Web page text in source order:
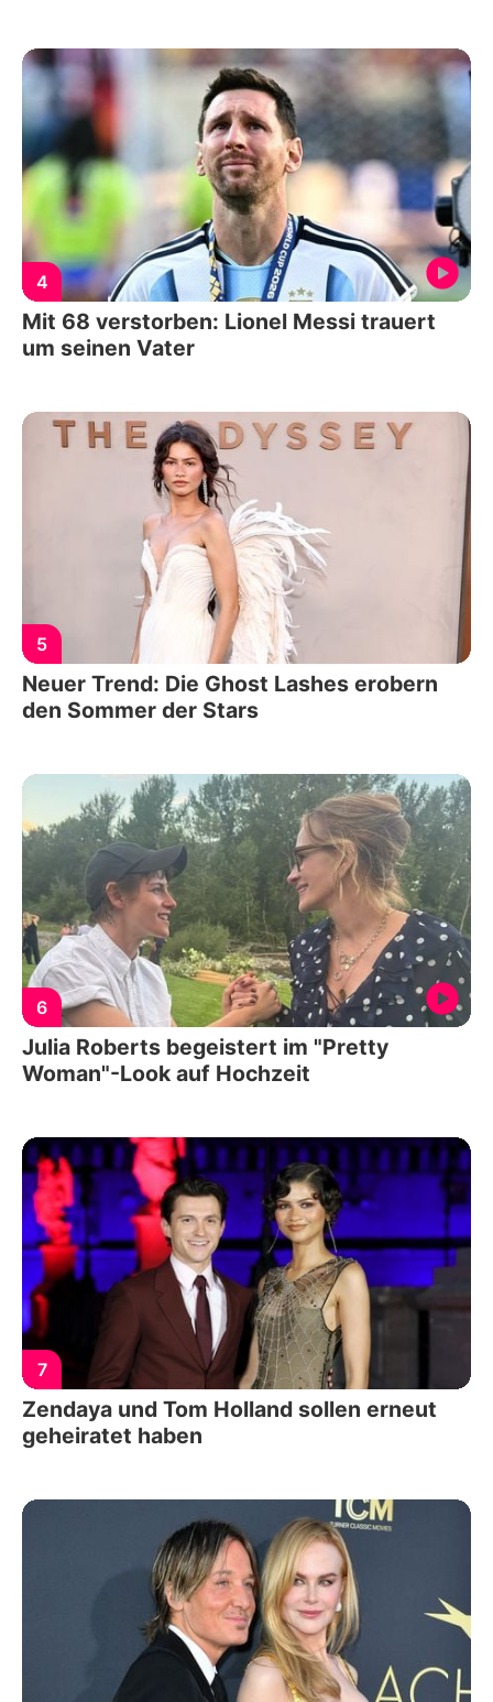
4
Mit 68 verstorben: Lionel Messi trauert
um seinen Vater
5
Neuer Trend: Die Ghost Lashes erobern
den Sommer der Stars
6
Julia Roberts begeistert im "Pretty
Woman"-Look auf Hochzeit
7
Zendaya und Tom Holland sollen erneut
geheiratet haben